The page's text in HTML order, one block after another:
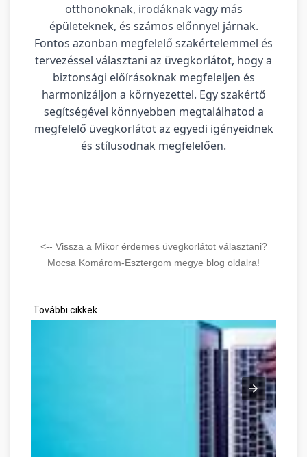
otthonoknak, irodáknak vagy más
épületeknek, és számos előnnyel járnak.
Fontos azonban megfelelő szakértelemmel és
tervezéssel választani az üvegkorlátot, hogy a
biztonsági előírásoknak megfeleljen és
harmonizáljon a környezettel. Egy szakértő
segítségével könnyebben megtalálhatod a
megfelelő üvegkorlátot az egyedi igényeidnek
és stílusodnak megfelelően.
<-- Vissza a Mikor érdemes üvegkorlátot választani?
Mocsa Komárom-Esztergom megye blog oldalra!
További cikkek